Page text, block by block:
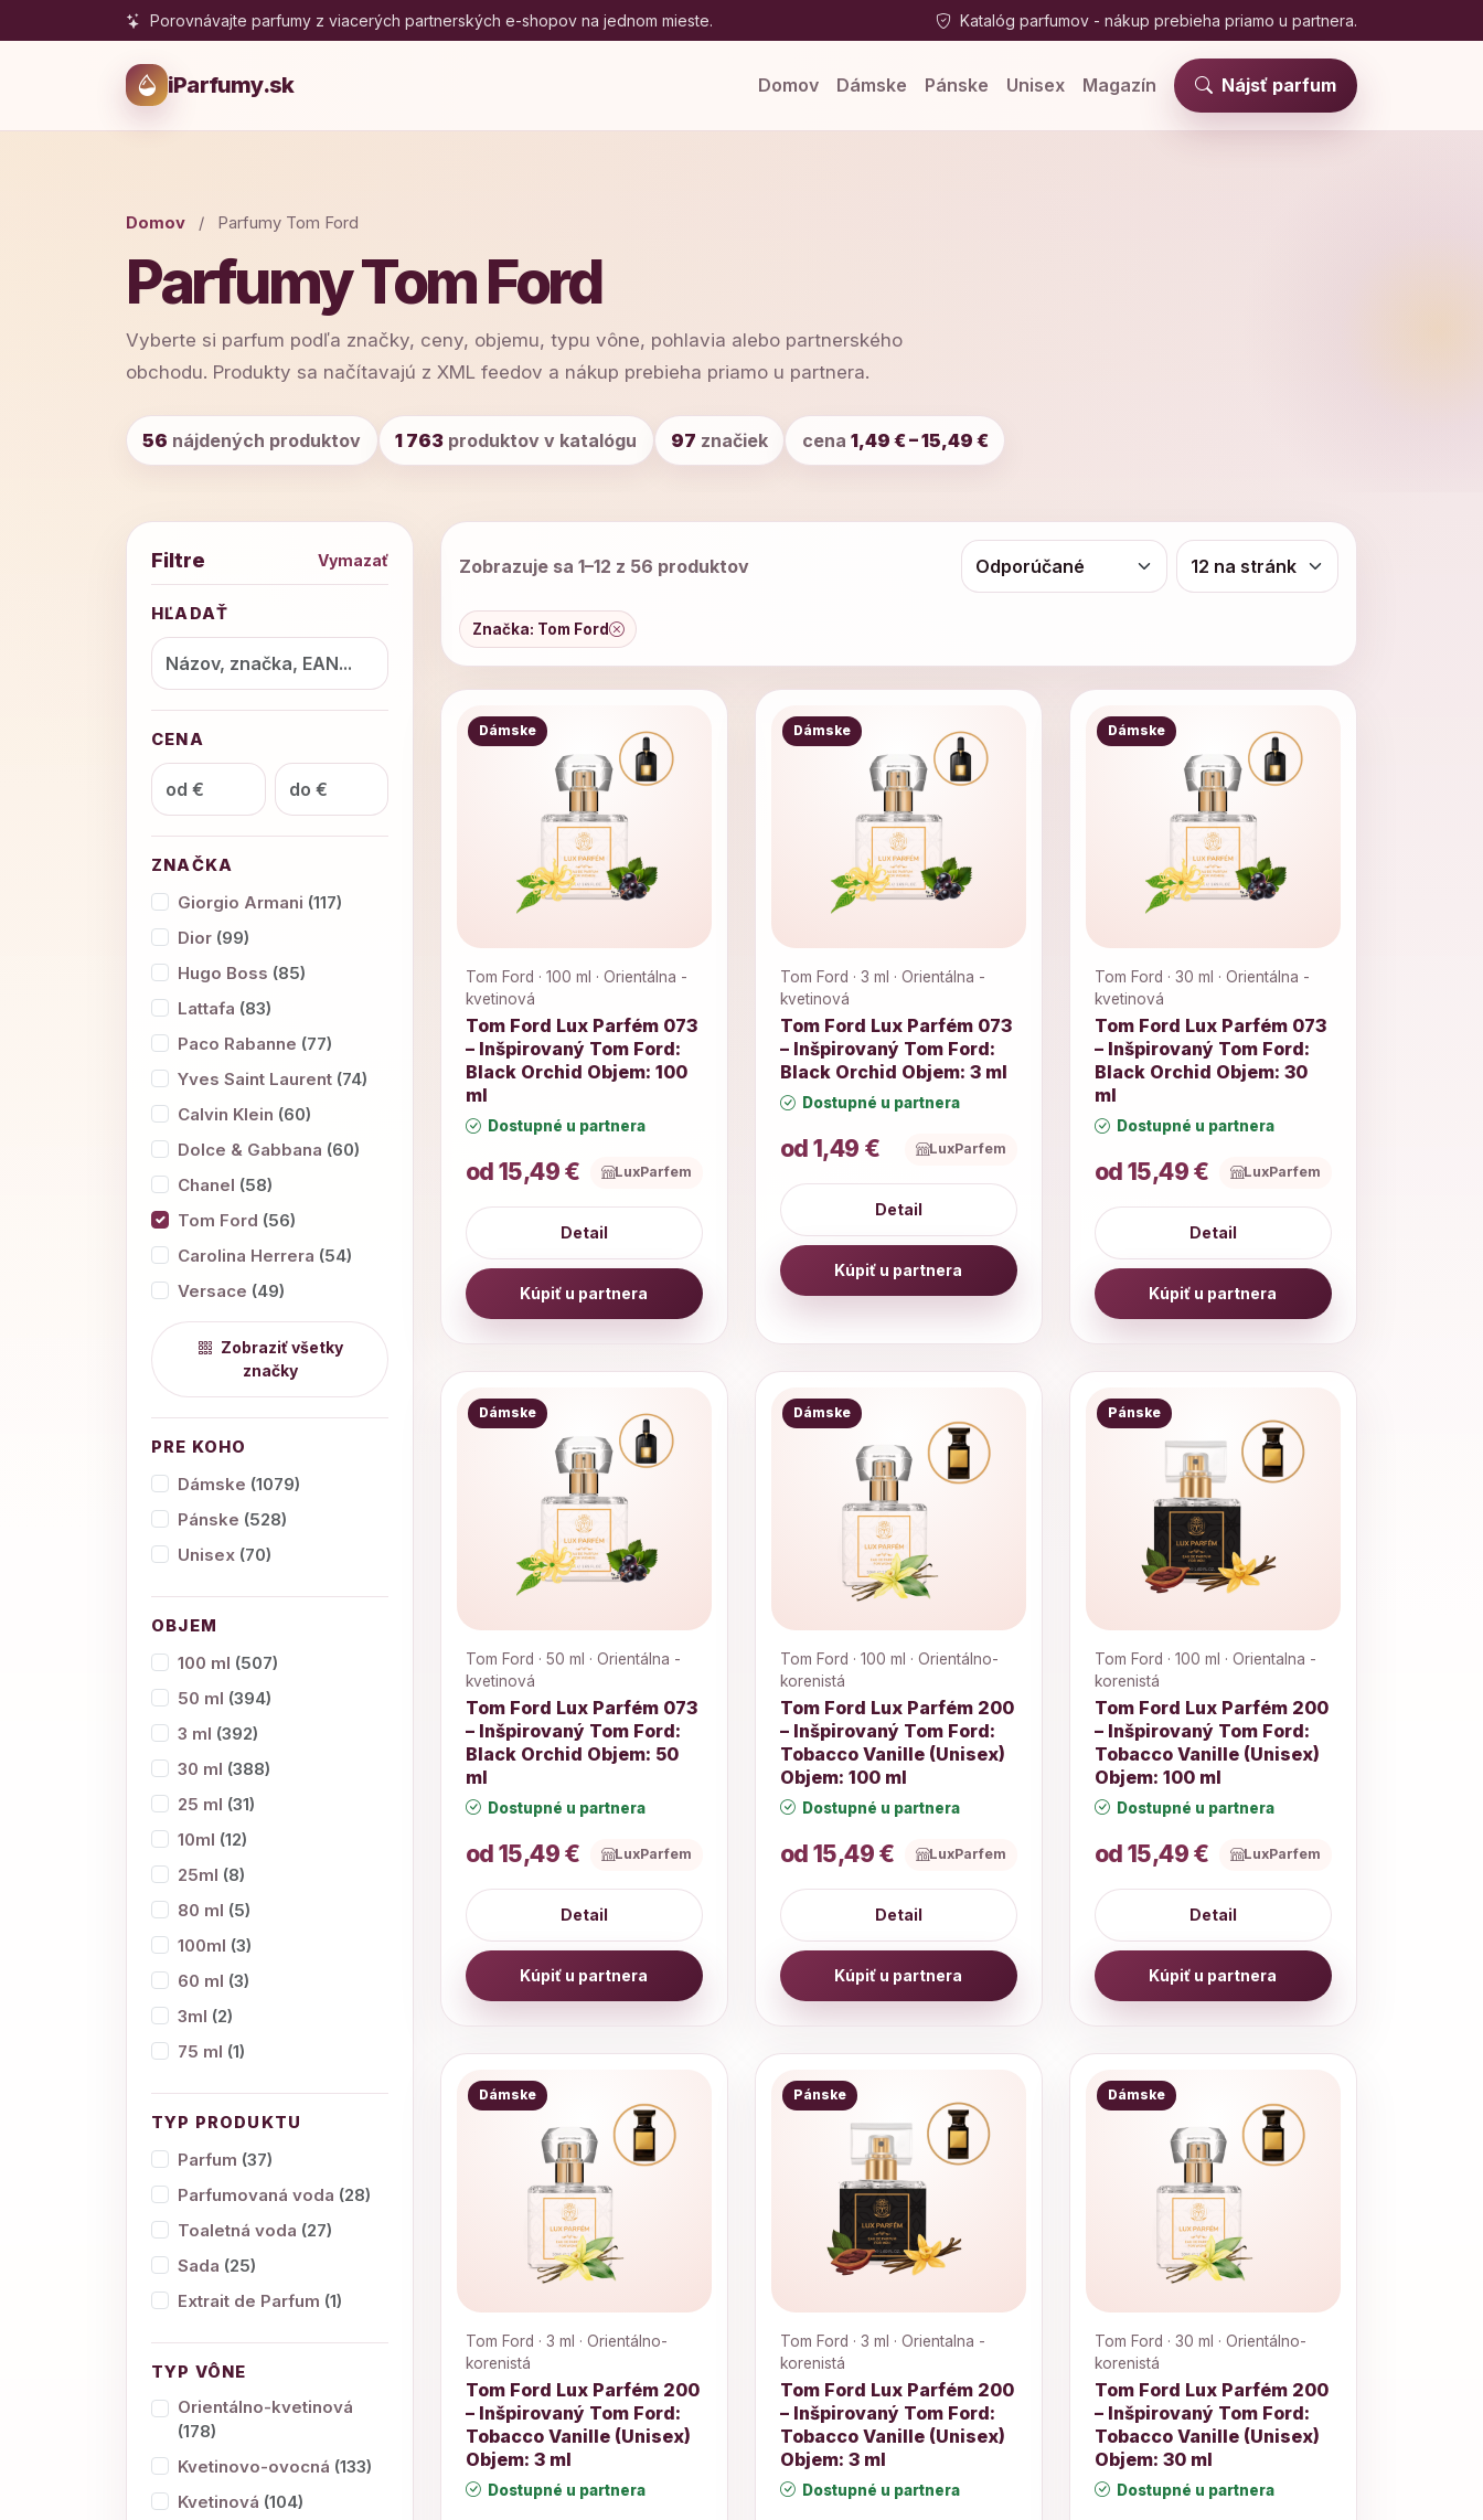
Porovnávajte parfumy z viacerých partnerských e-shopov na jednom mieste. Katalóg parfumov - nákup prebieha priamo u partnera.
iParfumy.sk Domov Dámske Pánske Unisex Magazín Nájsť parfum
Domov / Parfumy Tom Ford
Parfumy Tom Ford
Vyberte si parfum podľa značky, ceny, objemu, typu vône, pohlavia alebo partnerského
obchodu. Produkty sa načítavajú z XML feedov a nákup prebieha priamo u partnera.
56 nájdených produktov 1 763 produktov v katalógu 97 značiek cena 1,49 € – 15,49 €
Filtre Vymazať
HĽADAŤ
CENA
ZNAČKA
Giorgio Armani (117)
Dior (99)
Hugo Boss (85)
Lattafa (83)
Paco Rabanne (77)
Yves Saint Laurent (74)
Calvin Klein (60)
Dolce & Gabbana (60)
Chanel (58)
Tom Ford (56)
Carolina Herrera (54)
Versace (49)
Zobraziť všetky
značky
PRE KOHO
Dámske (1079)
Pánske (528)
Unisex (70)
OBJEM
100 ml (507)
50 ml (394)
3 ml (392)
30 ml (388)
25 ml (31)
10ml (12)
25ml (8)
80 ml (5)
100ml (3)
60 ml (3)
3ml (2)
75 ml (1)
TYP PRODUKTU
Parfum (37)
Parfumovaná voda (28)
Toaletná voda (27)
Sada (25)
Extrait de Parfum (1)
TYP VÔNE
Orientálno-kvetinová
(178)
Kvetinovo-ovocná (133)
Kvetinová (104)
Zobrazuje sa 1–12 z 56 produktov
Značka: Tom Ford
Dámske
Tom Ford · 100 ml · Orientálna -
kvetinová
Tom Ford Lux Parfém 073
– Inšpirovaný Tom Ford:
Black Orchid Objem: 100
ml
Dostupné u partnera
od 15,49 € LuxParfem
Detail
Kúpiť u partnera
Dámske
Tom Ford · 3 ml · Orientálna -
kvetinová
Tom Ford Lux Parfém 073
– Inšpirovaný Tom Ford:
Black Orchid Objem: 3 ml
Dostupné u partnera
od 1,49 € LuxParfem
Detail
Kúpiť u partnera
Dámske
Tom Ford · 30 ml · Orientálna -
kvetinová
Tom Ford Lux Parfém 073
– Inšpirovaný Tom Ford:
Black Orchid Objem: 30
ml
Dostupné u partnera
od 15,49 € LuxParfem
Detail
Kúpiť u partnera
Dámske
Tom Ford · 50 ml · Orientálna -
kvetinová
Tom Ford Lux Parfém 073
– Inšpirovaný Tom Ford:
Black Orchid Objem: 50
ml
Dostupné u partnera
od 15,49 € LuxParfem
Detail
Kúpiť u partnera
Dámske
Tom Ford · 100 ml · Orientálno-
korenistá
Tom Ford Lux Parfém 200
– Inšpirovaný Tom Ford:
Tobacco Vanille (Unisex)
Objem: 100 ml
Dostupné u partnera
od 15,49 € LuxParfem
Detail
Kúpiť u partnera
Pánske
Tom Ford · 100 ml · Orientalna -
korenistá
Tom Ford Lux Parfém 200
– Inšpirovaný Tom Ford:
Tobacco Vanille (Unisex)
Objem: 100 ml
Dostupné u partnera
od 15,49 € LuxParfem
Detail
Kúpiť u partnera
Dámske
Tom Ford · 3 ml · Orientálno-
korenistá
Tom Ford Lux Parfém 200
– Inšpirovaný Tom Ford:
Tobacco Vanille (Unisex)
Objem: 3 ml
Dostupné u partnera
Pánske
Tom Ford · 3 ml · Orientalna -
korenistá
Tom Ford Lux Parfém 200
– Inšpirovaný Tom Ford:
Tobacco Vanille (Unisex)
Objem: 3 ml
Dostupné u partnera
Dámske
Tom Ford · 30 ml · Orientálno-
korenistá
Tom Ford Lux Parfém 200
– Inšpirovaný Tom Ford:
Tobacco Vanille (Unisex)
Objem: 30 ml
Dostupné u partnera